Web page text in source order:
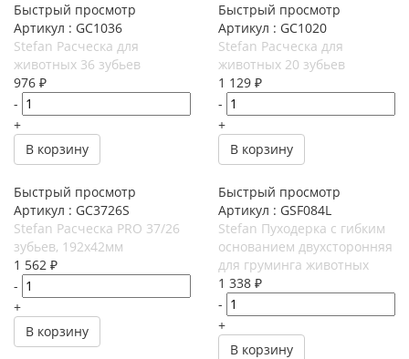
Быстрый просмотр
Артикул : GC1036
Stefan Расческа для
животных 36 зубьев
976 ₽
-
+
В корзину
Быстрый просмотр
Артикул : GC1020
Stefan Расческа для
животных 20 зубьев
1 129 ₽
-
+
В корзину
Быстрый просмотр
Артикул : GC3726S
Stefan Расческа PRO 37/26
зубьев, 192x42мм
1 562 ₽
-
+
В корзину
Быстрый просмотр
Артикул : GSF084L
Stefan Пуходерка с гибким
основанием двухсторонняя
для груминга животных
1 338 ₽
-
+
В корзину